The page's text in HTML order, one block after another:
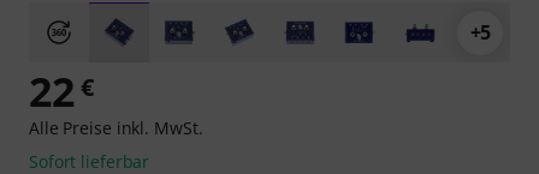
+5
22 €
Alle Preise inkl. MwSt.
Sofort lieferbar